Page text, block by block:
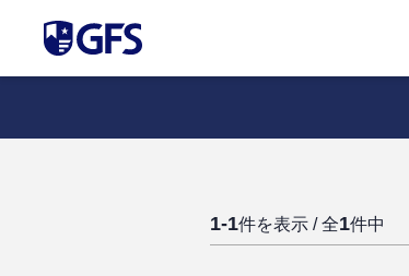
1-1件を表示 / 全1件中